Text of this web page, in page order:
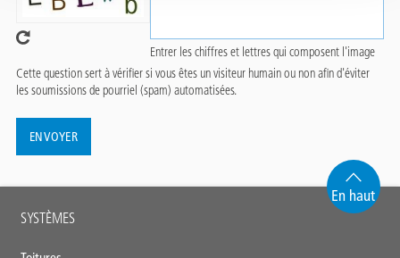
Entrer les chiffres et lettres qui composent l'image
Cette question sert à vérifier si vous êtes un visiteur humain ou non afin d'éviter
les soumissions de pourriel (spam) automatisées.
En haut
Main
SYSTÈMES